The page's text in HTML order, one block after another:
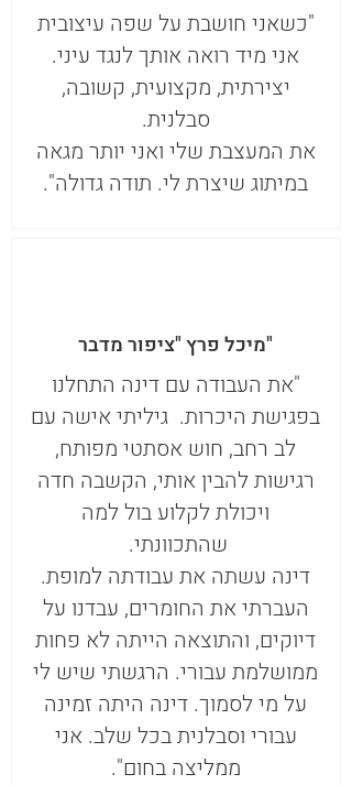
"כשאני חושבת על שפה עיצובית
אני מיד רואה אותך לנגד עיני.
יצירתית, מקצועית, קשובה,
סבלנית.
את המעצבת שלי ואני יותר מגאה
במיתוג שיצרת לי. תודה גדולה".
"את העבודה עם דינה התחלנו
בפגישת היכרות. גיליתי אישה עם
לב רחב, חוש אסתטי מפותח,
רגישות להבין אותי, הקשבה חדה
ויכולת לקלוע בול למה
שהתכוונתי.
דינה עשתה את עבודתה למופת.
העברתי את החומרים, עבדנו על
דיוקים, והתוצאה הייתה לא פחות
ממושלמת עבורי. הרגשתי שיש לי
על מי לסמוך. דינה היתה זמינה
עבורי וסבלנית בכל שלב. אני
ממליצה בחום".
מיכל פרץ "ציפור מדבר"